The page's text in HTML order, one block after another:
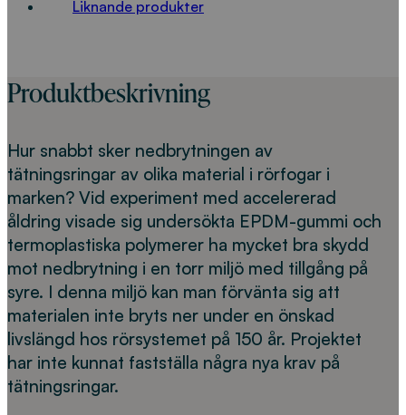
Liknande produkter
Produktbeskrivning
Hur snabbt sker nedbrytningen av
tätningsringar av olika material i rörfogar i
marken? Vid experiment med accelererad
åldring visade sig undersökta EPDM-gummi och
termoplastiska polymerer ha mycket bra skydd
mot nedbrytning i en torr miljö med tillgång på
syre. I denna miljö kan man förvänta sig att
materialen inte bryts ner under en önskad
livslängd hos rörsystemet på 150 år. Projektet
har inte kunnat fastställa några nya krav på
tätningsringar.